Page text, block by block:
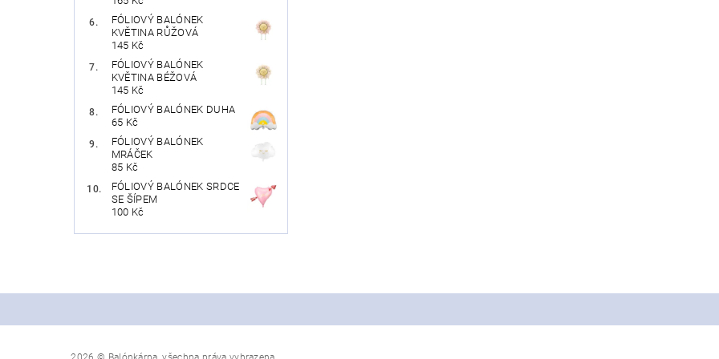
FÓLIOVÝ BALÓNEK
KVĚTINA RŮŽOVÁ
145 Kč
FÓLIOVÝ BALÓNEK
KVĚTINA BÉŽOVÁ
145 Kč
FÓLIOVÝ BALÓNEK DUHA
65 Kč
FÓLIOVÝ BALÓNEK
MRÁČEK
85 Kč
FÓLIOVÝ BALÓNEK SRDCE
SE ŠÍPEM
100 Kč